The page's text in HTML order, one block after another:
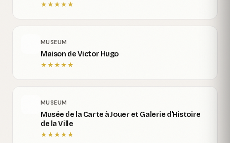
★★★★★
MUSEUM
Maison de Victor Hugo
★★★★★
MUSEUM
Musée de la Carte à Jouer et Galerie d'Histoire
de la Ville
★★★★★